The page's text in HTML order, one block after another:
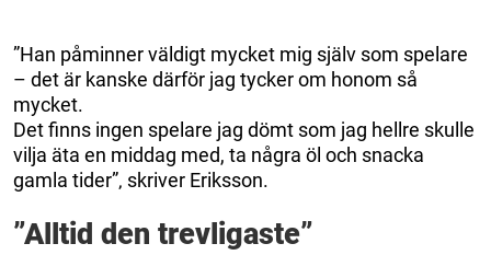
”Han påminner väldigt mycket mig själv som spelare
– det är kanske därför jag tycker om honom så
mycket.
Det finns ingen spelare jag dömt som jag hellre skulle
vilja äta en middag med, ta några öl och snacka
gamla tider”‚ skriver Eriksson.
”Alltid den trevligaste”